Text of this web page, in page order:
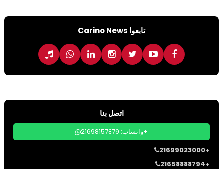
تابعوا Carino News
اتصل بنا
واتساب: 21698157879+
21699023000+
21658888794+